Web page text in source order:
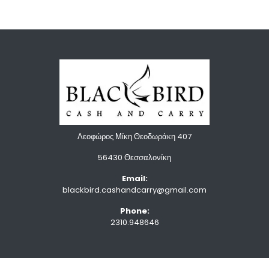
Λεοφώρος Μίκη Θεοδωράκη 407
56430 Θεσσαλονίκη
Email:
blackbird.cashandcarry@gmail.com
Phone:
2310.948646